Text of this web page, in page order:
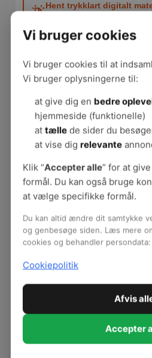
Hent trykklart digitalt
Bestil trykt materiale fra
Fakta om materialet
Arbejdspladstype:
Social og
Sidetal:
Udgiver:BrancheFællesskabet
Velfærd og Offentlig
Udgivelsesår:2018
Forfatter:Arbejdsmiljø
Ansvarlig: Jytte Tolstrup
Se materialerne i serien 'Tag
vanerne' her:
Vejledning: Tag snakken -
Dialogværktøj: Tag
Mødekit: Tag snakken -
Vi bruger cookies
Vi bruger cookies til at
Vi bruger oplysningerne til:
at give dig en bedre
hjemmeside (funktionelle)
at tællede sider du
at vise dig relevante
Klik “Accepter alle” for at
formål. Du kan også bruge
at vælge specifikke formål.
Du kan altid ændre dit samtykke
og genbesøge siden. Læs mere
cookies og behandler persondata:
Cookiepolitik
Afvis
Accepter